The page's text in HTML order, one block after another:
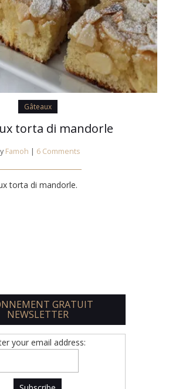
Gâteaux
torta di mandorle
Famoh | 6 Comments
torta di mandorle.
GRATUIT
NEWSLETTER
your email address: